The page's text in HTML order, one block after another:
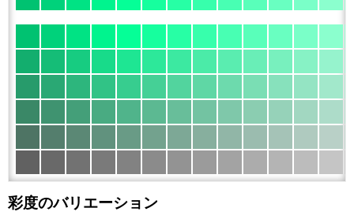
彩度のバリエーション